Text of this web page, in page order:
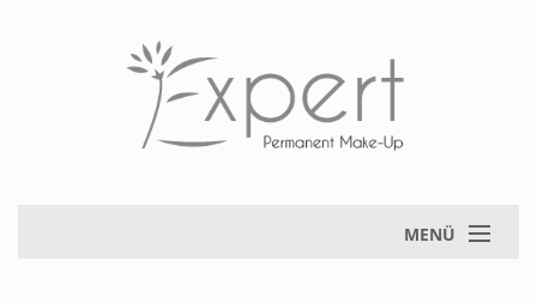
MENÜ